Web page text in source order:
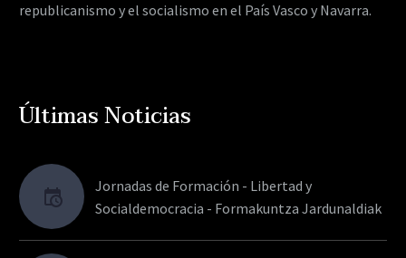
republicanismo y el socialismo en el País Vasco y Navarra.
Últimas Noticias
Jornadas de Formación - Libertad y
Socialdemocracia - Formakuntza Jardunaldiak